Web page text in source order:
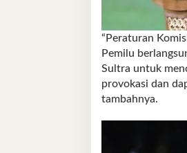
“Peraturan
Pemilu
Sultra untuk
provokasi dan
tambahnya.